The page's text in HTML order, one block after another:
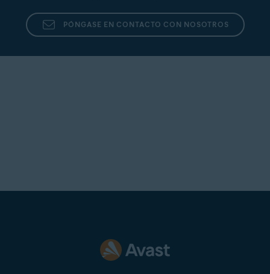
PÓNGASE EN CONTACTO CON NOSOTROS